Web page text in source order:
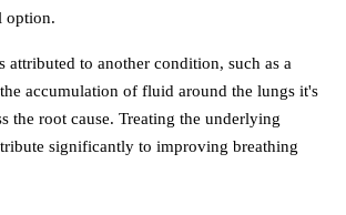
option.
attributed to another condition, such as a
accumulation of fluid around the lungs it's
the root cause. Treating the underlying
significantly to improving breathing